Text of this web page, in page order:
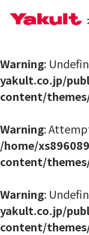
Warning:
yakult.co.jp/
content/
Warning:
/home/
content/
Warning:
yakult.co.jp/
content/